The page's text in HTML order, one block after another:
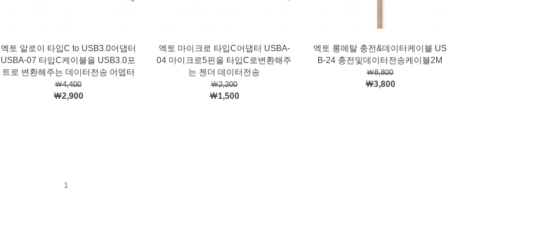
엑토 알로이 타입C to USB3.0어댑터
USBA-07 타입C케이블을 USB3.0포
트로 변환해주는 데이터전송 어뎁터
￦4,400
￦2,900
엑토 마이크로 타입C어댑터 USBA-
04 마이크로5핀을 타입C로변환해주
는 젠더 데이터전송
￦2,200
￦1,500
엑토 롱메탈 충전&데이터케이블 US
B-24 충전및데이터전송케이블2M
￦8,800
￦3,800
1